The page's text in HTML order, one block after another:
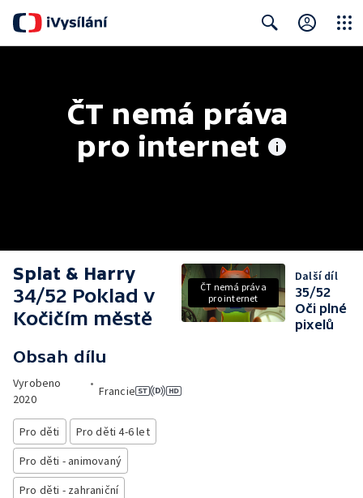
ČT nemá práva
pro internet
Splat & Harry
34/52 Poklad v
Kočičím městě
Obsah dílu
Vyrobeno
2020
•
Francie
Pro děti
Pro děti 4-6 let
Pro děti - animovaný
Pro děti - zahraniční
ČT nemá práva
pro internet
Další díl
35/52
Oči plné
pixelů